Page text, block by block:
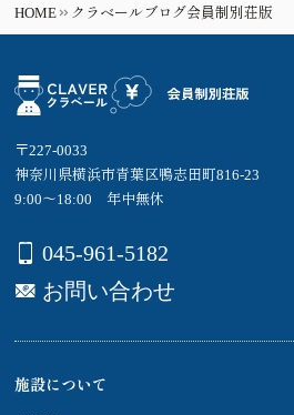
HOME クラベールブログ会員制別荘版
〒227-0033
神奈川県横浜市青葉区鴨志田町816-23
9:00～18:00 年中無休
045-961-5182
お問い合わせ
施設について